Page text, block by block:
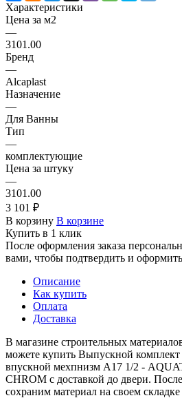
Характеристики
Цена за м2
—
3101.00
Бренд
—
Alcaplast
Назначение
—
Для Ванны
Тип
—
комплектующие
Цена за штуку
—
3101.00
3 101 ₽
В корзину В корзине
Купить в 1 клик
После оформления заказа
вами, чтобы подтвердить и
Описание
Как купить
Оплата
Доставка
В магазине строительных
можете купить Выпускной
впускной мехпнизм А17 1/2 -
CHROM с доставкой до двери.
сохраним материал на своем